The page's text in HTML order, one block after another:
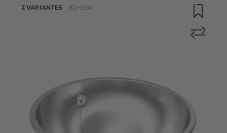
2 VARIANTES RDH360